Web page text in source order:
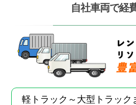
自社車両で経
軽トラック～大型トラック